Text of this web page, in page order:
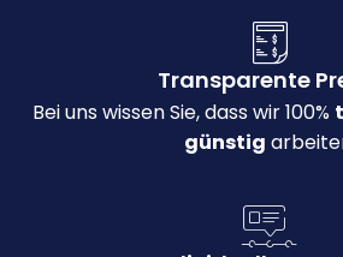
Transparente
Bei uns wissen Sie, dass wir 100%
günstig